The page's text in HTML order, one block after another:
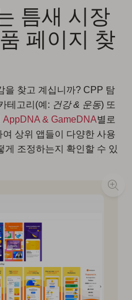
틈새 시장
페이지 찾
을 찾고 계십니까? CPP 탐
테고리(예: 건강 & 운동) 또
AppDNA & GameDNA별로
상위 앱들이 다양한 사용
게 조정하는지 확인할 수 있